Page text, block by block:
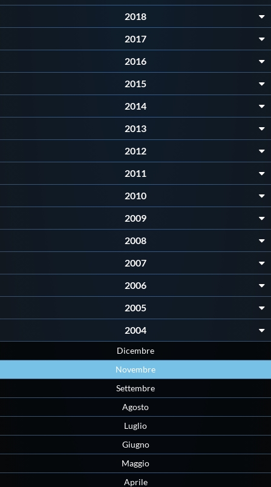
Webmail
Contatti
2018
2017
2016
2015
2014
2013
2012
2011
2010
2009
2008
2007
2006
2005
2004
Dicembre
Novembre
Settembre
Agosto
Luglio
Giugno
Maggio
Aprile